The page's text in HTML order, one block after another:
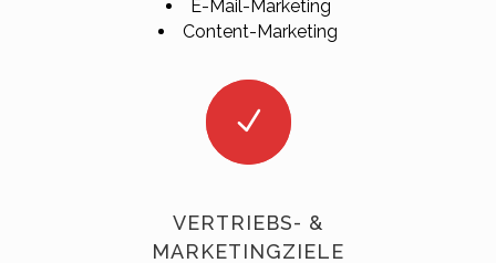
E-Mail-Marketing
Content-Marketing
VERTRIEBS- &
MARKETINGZIELE